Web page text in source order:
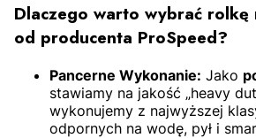
Dlaczego warto wybrać rolkę
od producenta ProSpeed?
Pancerne Wykonanie: Jako
stawiamy na jakość „heavy
wykonujemy z najwyższej
odpornych na wodę, pył i